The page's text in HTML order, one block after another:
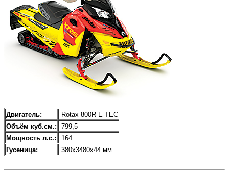
Двигатель:
Rotax 800R E-TEC
Объём куб.см.:
799,5
Мощность л.с.:
164
Гусеница:
380x3480x44 мм